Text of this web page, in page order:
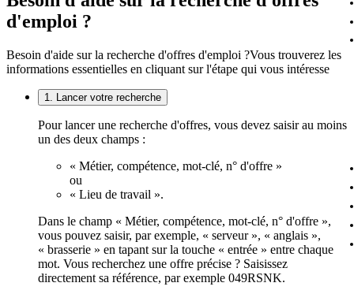
d'emploi ?
Besoin d'aide sur la recherche d'offres d'emploi ?Vous trouverez les
informations essentielles en cliquant sur l'étape qui vous intéresse
1. Lancer votre recherche
Pour lancer une recherche d'offres, vous devez saisir au moins
un des deux champs :
« Métier, compétence, mot-clé, n° d'offre »
ou
« Lieu de travail ».
Dans le champ « Métier, compétence, mot-clé, n° d'offre »,
vous pouvez saisir, par exemple, « serveur », « anglais »,
« brasserie » en tapant sur la touche « entrée » entre chaque
mot. Vous recherchez une offre précise ? Saisissez
directement sa référence, par exemple 049RSNK.